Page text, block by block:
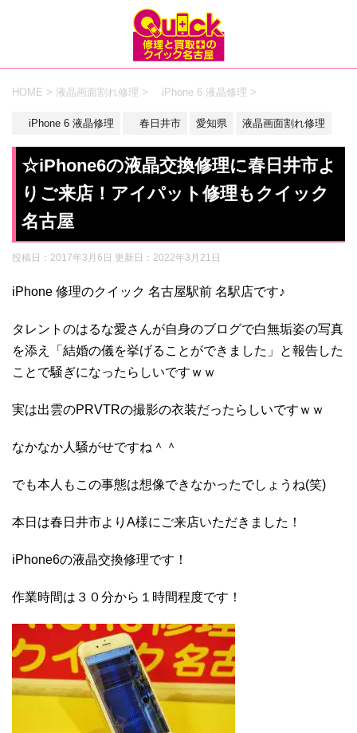
HOME > 液晶画面割れ修理 > iPhone 6 液晶修理 >
iPhone 6 液晶修理 春日井市 愛知県 液晶画面割れ修理
☆iPhone6の液晶交換修理に春日井市よ
りご来店！アイパット修理もクイック
名古屋
投稿日：2017年3月6日 更新日： 2022年3月21日
iPhone 修理のクイック 名古屋駅前 名駅店です♪
タレントのはるな愛さんが自身のブログで白無垢姿の写真
を添え「結婚の儀を挙げることができました」と報告した
ことで騒ぎになったらしいですｗｗ
実は出雲のPRVTRの撮影の衣装だったらしいですｗｗ
なかなか人騒がせですね＾＾
でも本人もこの事態は想像できなかったでしょうね(笑)
本日は春日井市よりA様にご来店いただきました！
iPhone6の液晶交換修理です！
作業時間は３０分から１時間程度です！